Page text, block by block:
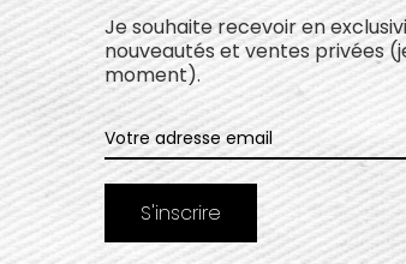
Je souhaite recevoir en
nouveautés et ventes privées
moment).